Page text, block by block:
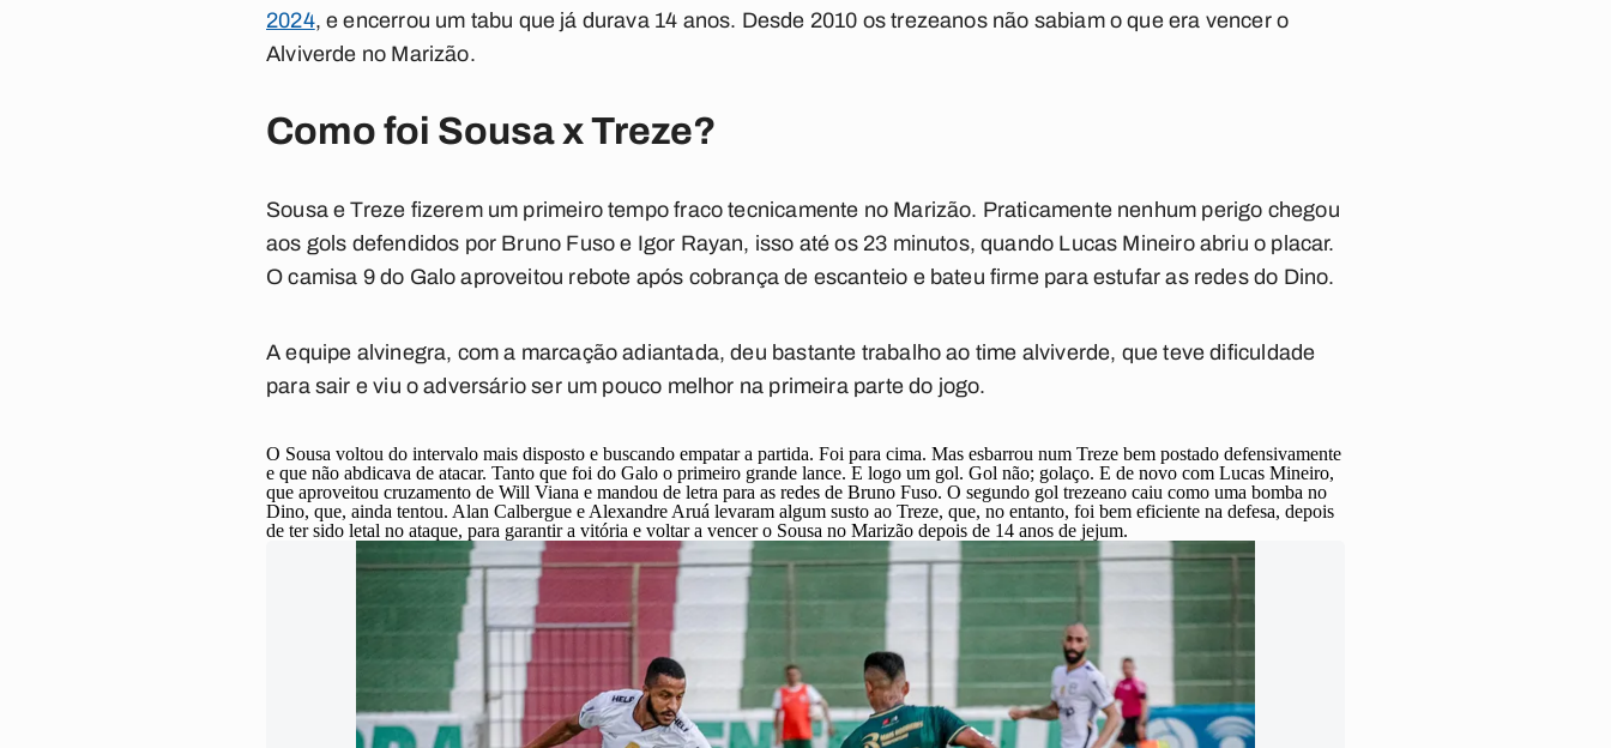
2024, e encerrou um tabu que já durava 14 anos. Desde 2010 os trezeanos não sabiam o que era vencer o
Alviverde no Marizão.
Como foi Sousa x Treze?
Sousa e Treze fizerem um primeiro tempo fraco tecnicamente no Marizão. Praticamente nenhum perigo chegou
aos gols defendidos por Bruno Fuso e Igor Rayan, isso até os 23 minutos, quando Lucas Mineiro abriu o placar.
O camisa 9 do Galo aproveitou rebote após cobrança de escanteio e bateu firme para estufar as redes do Dino.
A equipe alvinegra, com a marcação adiantada, deu bastante trabalho ao time alviverde, que teve dificuldade
para sair e viu o adversário ser um pouco melhor na primeira parte do jogo.
O Sousa voltou do intervalo mais disposto e buscando empatar a partida. Foi para cima. Mas esbarrou num Treze bem postado defensivamente
e que não abdicava de atacar. Tanto que foi do Galo o primeiro grande lance. E logo um gol. Gol não; golaço. E de novo com Lucas Mineiro,
que aproveitou cruzamento de Will Viana e mandou de letra para as redes de Bruno Fuso. O segundo gol trezeano caiu como uma bomba no
Dino, que, ainda tentou. Alan Calbergue e Alexandre Aruá levaram algum susto ao Treze, que, no entanto, foi bem eficiente na defesa, depois
de ter sido letal no ataque, para garantir a vitória e voltar a vencer o Sousa no Marizão depois de 14 anos de jejum.